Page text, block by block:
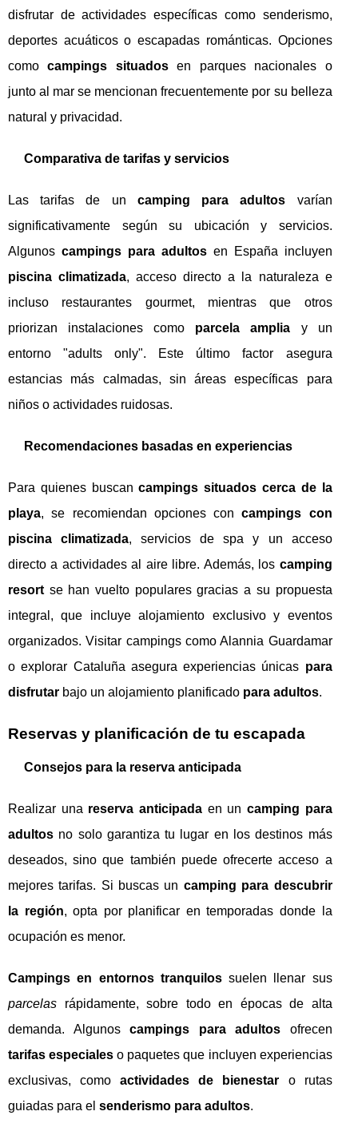
disfrutar de actividades específicas como senderismo,
deportes acuáticos o escapadas románticas. Opciones
comocampings situadosen parques nacionales o
junto al mar se mencionan frecuentemente por su belleza
natural y privacidad.
Comparativa de tarifas y servicios
Las tarifas de un camping para adultos varían
significativamente según su ubicación y servicios.
Algunos campings para adultosen España incluyen
piscina climatizada, acceso directo a la naturaleza e
incluso restaurantes gourmet, mientras que otros
priorizan instalaciones como parcela amplia y un
entorno "adults only". Este último factor asegura
estancias más calmadas, sin áreas específicas para
niños o actividades ruidosas.
Recomendaciones basadas en experiencias
Para quienes buscancampings situados cerca de la
playa, se recomiendan opciones concampings con
piscina climatizada, servicios de spa y un acceso
directo a actividades al aire libre. Además, los camping
resort se han vuelto populares gracias a su propuesta
integral, que incluye alojamiento exclusivo y eventos
organizados. Visitar campings como Alannia Guardamar
o explorar Cataluña asegura experiencias únicas para
disfrutar bajo un alojamiento planificado para adultos.
Reservas y planificación de tu escapada
Consejos para la reserva anticipada
Realizar una reserva anticipadaen un camping para
adultos no solo garantiza tu lugar en los destinos más
deseados, sino que también puede ofrecerte acceso a
mejores tarifas. Si buscas un camping para descubrir
la región, opta por planificar en temporadas donde la
ocupación es menor.
Campings en entornos tranquilossuelen llenar sus
parcelas rápidamente, sobre todo en épocas de alta
demanda. Algunoscampings para adultos ofrecen
tarifas especiales o paquetes que incluyen experiencias
exclusivas, comoactividades de bienestar o rutas
guiadas para el senderismo para adultos.